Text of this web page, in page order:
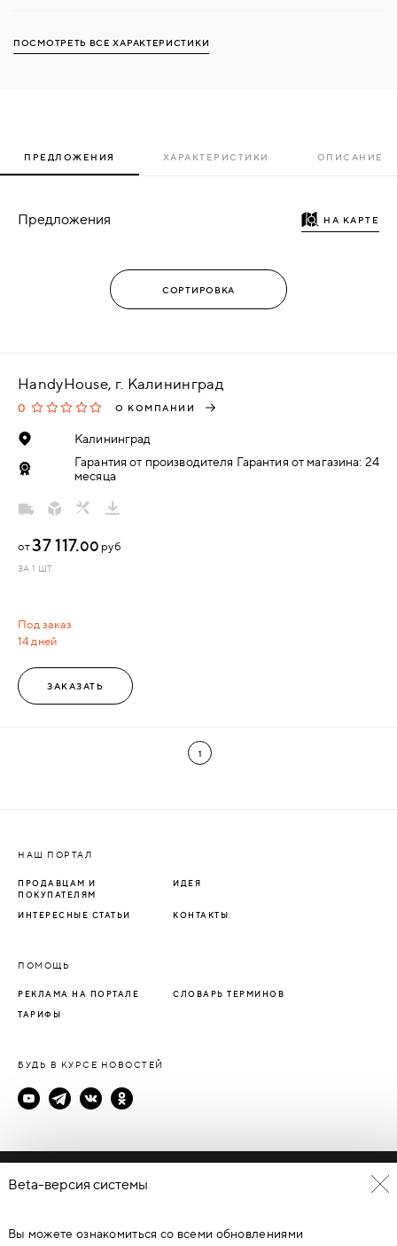
ПОСМОТРЕТЬ ВСЕ ХАРАКТЕРИСТИКИ
ПРЕДЛОЖЕНИЯ ХАРАКТЕРИСТИКИ ОПИСАНИЕ
Предложения НА КАРТЕ
HandyHouse, г. Калининград
0 О КОМПАНИИ
Калининград
Гарантия от производителя Гарантия от магазина: 24
месяца
Под заказ
14 дней
от37 117.00 руб
ЗА 1 ШТ.
ЗАКАЗАТЬ
1
НАШ ПОРТАЛ
ПРОДАВЦАМ И
ПОКУПАТЕЛЯМ
ИДЕЯ
ИНТЕРЕСНЫЕ СТАТЬИ КОНТАКТЫ
ПОМОЩЬ
РЕКЛАМА НА ПОРТАЛЕ СЛОВАРЬ ТЕРМИНОВ
ТАРИФЫ
БУДЬ В КУРСЕ НОВОСТЕЙ
Политика конфиденциальности
© Каталог дверей - DverProf, 2021-2026Материалы сайта
Beta-версия системы
Вы можете ознакомиться со всеми обновлениями